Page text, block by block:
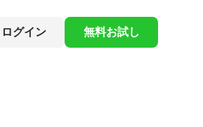
ログイン 無料お試し